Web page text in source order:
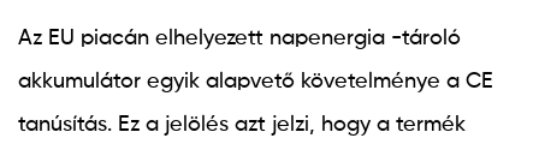
Az EU piacán elhelyezett napenergia -tároló
akkumulátor egyik alapvető követelménye a CE
tanúsítás. Ez a jelölés azt jelzi, hogy a termék